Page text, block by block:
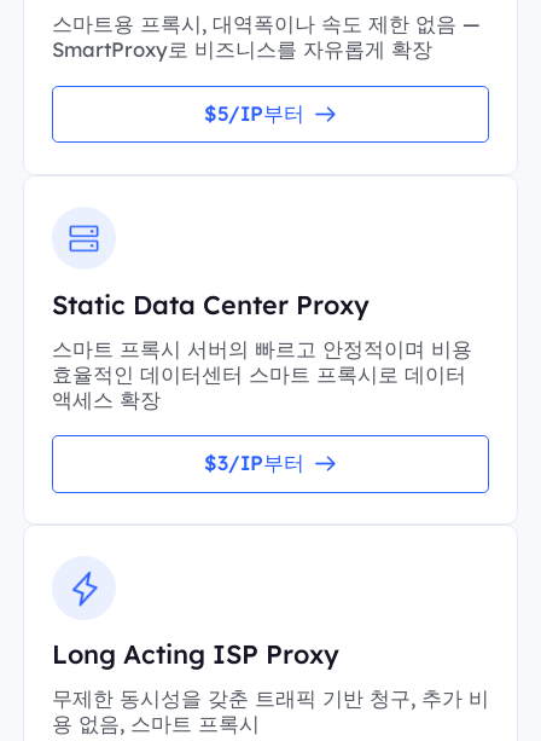
스마트용 프록시, 대역폭이나 속도 제한 없음 —
SmartProxy로 비즈니스를 자유롭게 확장
$5/IP부터
Static Data Center Proxy
스마트 프록시 서버의 빠르고 안정적이며 비용
효율적인 데이터센터 스마트 프록시로 데이터
액세스 확장
$3/IP부터
Long Acting ISP Proxy
무제한 동시성을 갖춘 트래픽 기반 청구, 추가 비
용 없음, 스마트 프록시